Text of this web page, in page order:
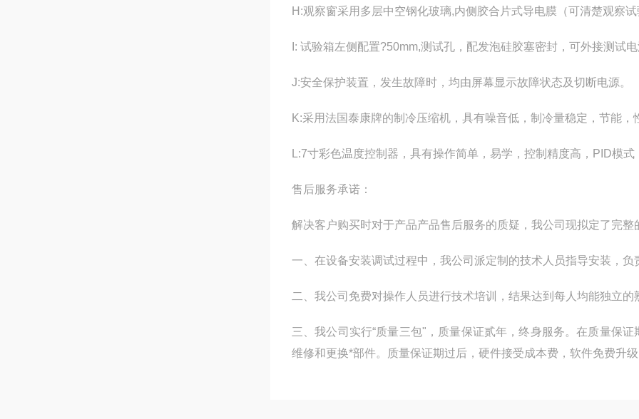
H:观察窗采用多层中空钢化玻璃,内侧胶合片式导电膜（可清楚观察试
I: 试验箱左侧配置?50mm,测试孔，配发泡硅胶塞密封，可外接测试电
J:安全保护装置，发生故障时，均由屏幕显示故障状态及切断电源。
K:采用法国泰康牌的制冷压缩机，具有噪音低，制冷量稳定，节能，
L:7寸彩色温度控制器，具有操作简单，易学，控制精度高，PID模式
售后服务承诺：
解决客户购买时对于产品产品售后服务的质疑，我公司现拟定了完
一、在设备安装调试过程中，我公司派定制的技术人员指导安装，负
二、我公司免费对操作人员进行技术培训，结果达到每人均能独立的
三、我公司实行“质量三包"，质量保证贰年，终身服务。在质量保
维修和更换*部件。质量保证期过后，硬件接受成本费，软件免费升级